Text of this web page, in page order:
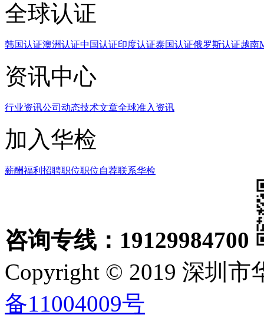
全球认证
韩国认证澳洲认证中国认证印度认证泰国认证俄罗斯认证越南
资讯中心
行业资讯公司动态技术文章全球准入资讯
加入华检
薪酬福利 招聘职位职位自荐联系华检
咨询专线：19129984700
Copyright © 2019 深圳
备11004009号